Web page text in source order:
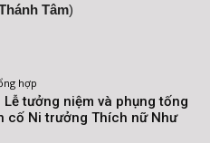
Tâm)
hợp
Lễ tưởng niệm và phụng tống
cố Ni trưởng Thích nữ Như